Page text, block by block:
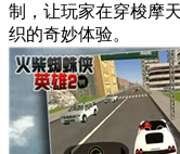
制，让玩家在穿梭摩
织的奇妙体验。